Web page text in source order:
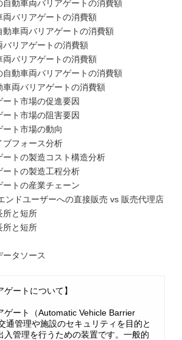
自動車両バリアゲートの消費額
両バリアゲートの消費額
動車両バリアゲートの消費額
バリアゲートの消費額
両バリアゲートの消費額
自動車両バリアゲートの消費額
車両バリアゲートの消費額
ート市場の促進要因
ート市場の阻害要因
ート市場の動向
ブフォース分析
ートの製造コスト構造分析
ートの製造工程分析
ートの産業チェーン
ンドユーザーへの直接販売 vs 販売代理店
所と短所
所と短所
ータソース
ゲートについて】
ート（Automatic Vehicle Barrier
通管理や施設のセキュリティを目的と
入管理を行うための装置です。一般的